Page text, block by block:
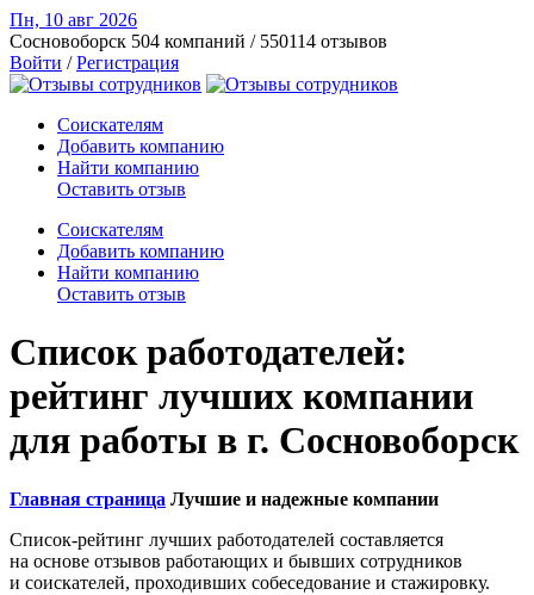
Пн, 10 авг 2026
Сосновоборск 504 компаний / 550114 отзывов
Войти /Регистрация
Соискателям
Добавить компанию
Найти компанию
Оставить отзыв
Соискателям
Добавить компанию
Найти компанию
Оставить отзыв
Список работодателей:
рейтинг лучших компании
для работы в г. Сосновоборск
Главная страница Лучшие и надежные компании
Список-рейтинг лучших работодателей составляется
на основе отзывов работающих и бывших сотрудников
и соискателей, проходивших собеседование и стажировку.